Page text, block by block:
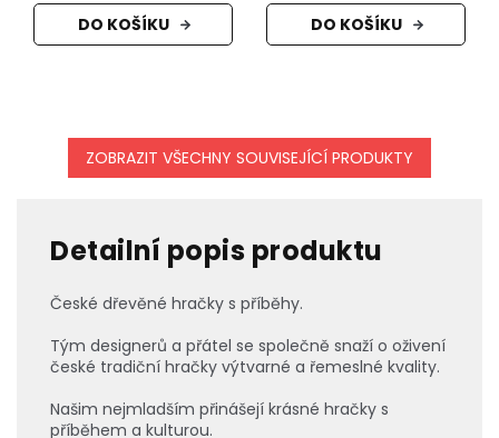
DO KOŠÍKU DO KOŠÍKU
ZOBRAZIT VŠECHNY SOUVISEJÍCÍ PRODUKTY
Detailní popis produktu
České dřevěné hračky s příběhy.
Tým designerů a přátel se společně snaží o oživení
české tradiční hračky výtvarné a řemeslné kvality.
Našim nejmladším přinášejí krásné hračky s
příběhem a kulturou.